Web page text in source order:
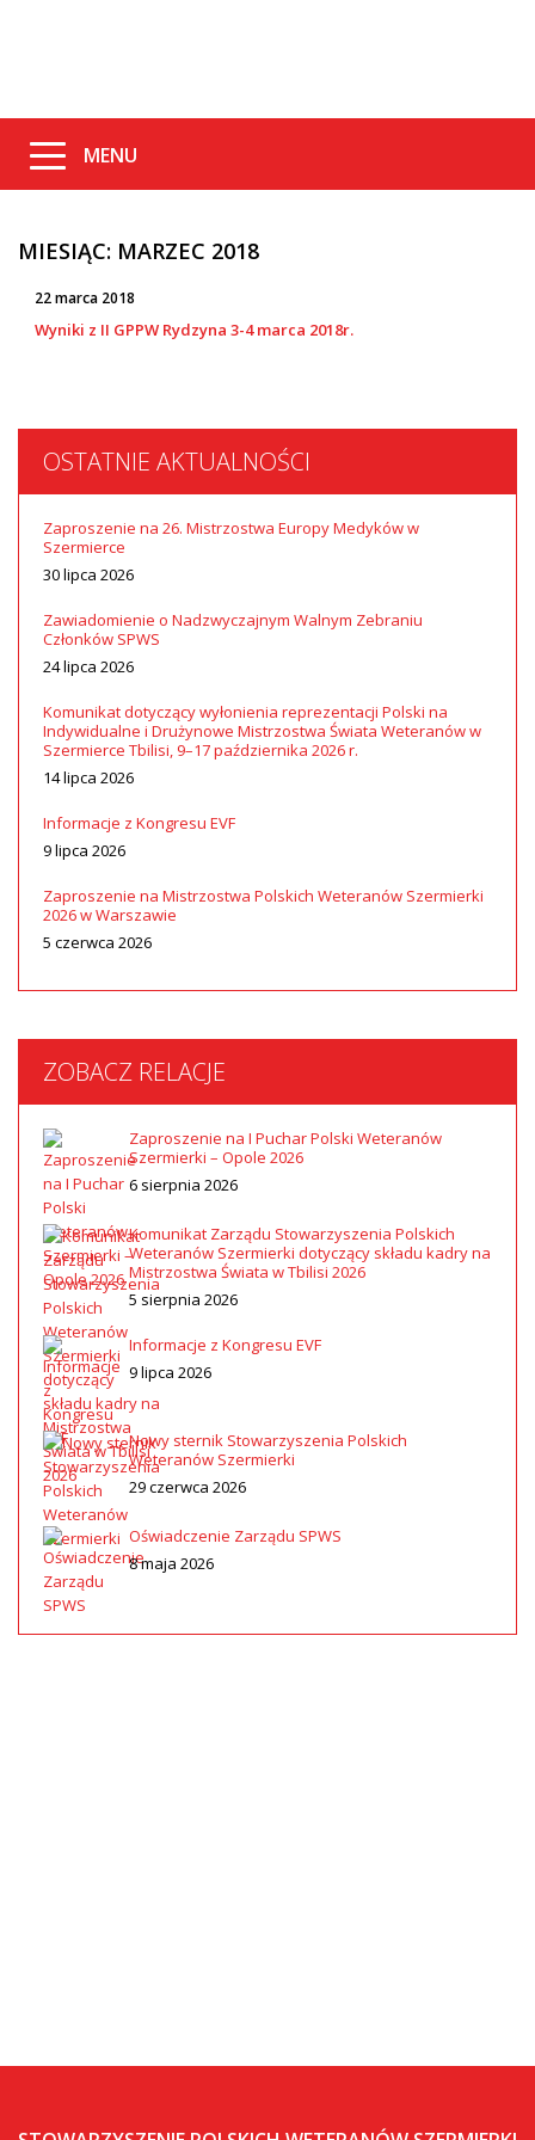
MENU
MIESIĄC: MARZEC 2018
22 marca 2018
Wyniki z II GPPW Rydzyna 3-4 marca 2018r.
OSTATNIE AKTUALNOŚCI
Zaproszenie na 26. Mistrzostwa Europy Medyków w
Szermierce
30 lipca 2026
Zawiadomienie o Nadzwyczajnym Walnym Zebraniu
Członków SPWS
24 lipca 2026
Komunikat dotyczący wyłonienia reprezentacji Polski na
Indywidualne i Drużynowe Mistrzostwa Świata Weteranów w
Szermierce Tbilisi, 9–17 października 2026 r.
14 lipca 2026
Informacje z Kongresu EVF
9 lipca 2026
Zaproszenie na Mistrzostwa Polskich Weteranów Szermierki
2026 w Warszawie
5 czerwca 2026
ZOBACZ RELACJE
Zaproszenie na I Puchar Polski Weteranów
Szermierki – Opole 2026
6 sierpnia 2026
Komunikat Zarządu Stowarzyszenia Polskich
Weteranów Szermierki dotyczący składu kadry na
Mistrzostwa Świata w Tbilisi 2026
5 sierpnia 2026
Informacje z Kongresu EVF
9 lipca 2026
Nowy sternik Stowarzyszenia Polskich
Weteranów Szermierki
29 czerwca 2026
Oświadczenie Zarządu SPWS
8 maja 2026